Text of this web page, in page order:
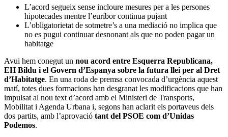
L’acord segueix sense incloure mesures per a les persones
hipotecades mentre l’euríbor continua pujant
L’obligatorietat de sotmetre’s a una mediació no implica que
no es pugui continuar desnonant als que no poden pagar un
habitatge
Avui hem conegut un nou acord entre Esquerra Republicana,
EH Bildu i el Govern d’Espanya sobre la futura llei per al Dret
d’Habitatge. En una roda de premsa convocada d’urgència aquest
matí, totes dues formacions han desgranat les modificacions que han
impulsat al nou text d’acord amb el Ministeri de Transports,
Mobilitat i Agenda Urbana i, segons han aclarit els portaveus dels
dos partits, amb l’aprovació tant del PSOE com d’Unidas
Podemos.